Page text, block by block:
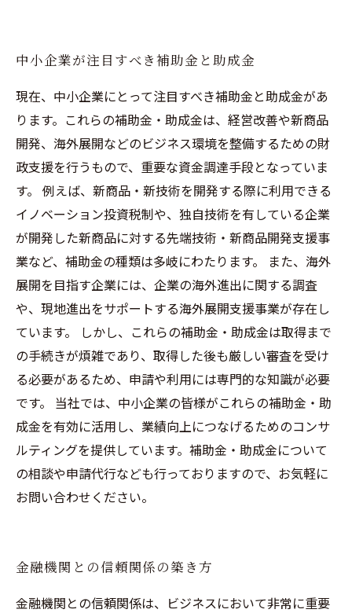
中小企業が注目すべき補助金と助成金
現在、中小企業にとって注目すべき補助金と助成金があ
ります。これらの補助金・助成金は、経営改善や新商品
開発、海外展開などのビジネス環境を整備するための財
政支援を行うもので、重要な資金調達手段となっていま
す。 例えば、新商品・新技術を開発する際に利用できる
イノベーション投資税制や、独自技術を有している企業
が開発した新商品に対する先端技術・新商品開発支援事
業など、補助金の種類は多岐にわたります。 また、海外
展開を目指す企業には、企業の海外進出に関する調査
や、現地進出をサポートする海外展開支援事業が存在し
ています。 しかし、これらの補助金・助成金は取得まで
の手続きが煩雑であり、取得した後も厳しい審査を受け
る必要があるため、申請や利用には専門的な知識が必要
です。 当社では、中小企業の皆様がこれらの補助金・助
成金を有効に活用し、業績向上につなげるためのコンサ
ルティングを提供しています。補助金・助成金について
の相談や申請代行なども行っておりますので、お気軽に
お問い合わせください。
金融機関との信頼関係の築き方
金融機関との信頼関係は、ビジネスにおいて非常に重要